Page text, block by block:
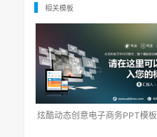
相关模板
炫酷动态创意电子商务PPT模板